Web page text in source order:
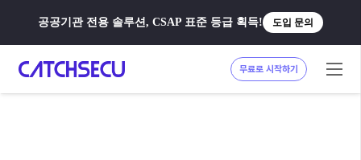
공공기관 전용 솔루션, CSAP 표준 등급 획득! 도입 문의
무료로 시작하기